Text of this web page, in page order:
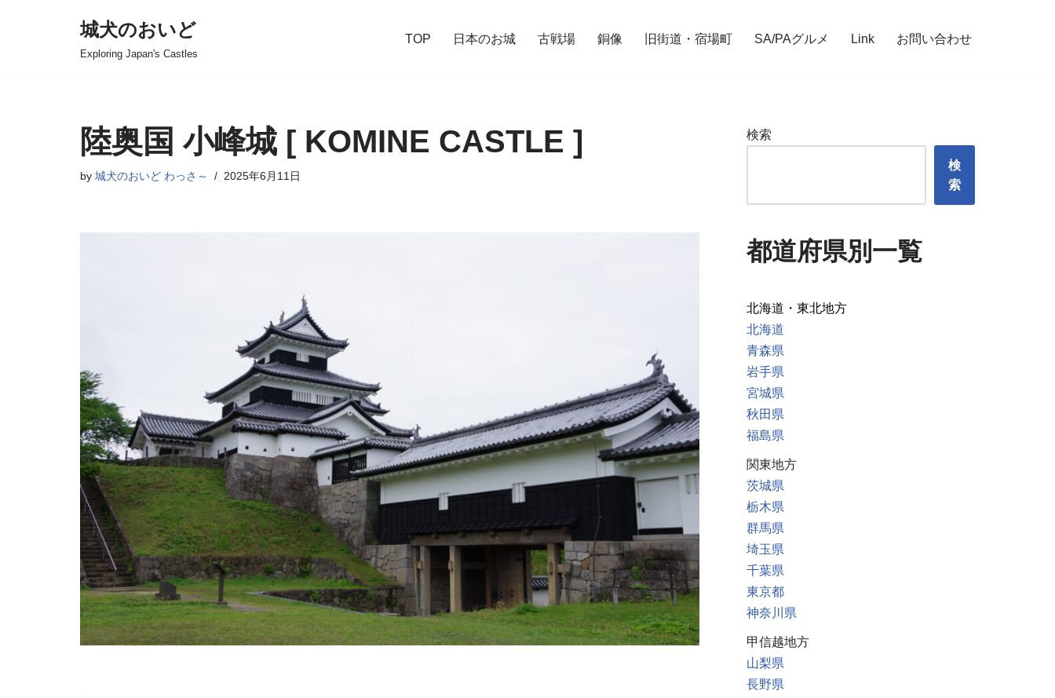
城犬のおいど
Exploring Japan's Castles
TOP 日本のお城 古戦場 銅像 旧街道・宿場町 SA/PAグルメ Link お問い合わせ
陸奥国 小峰城 [ KOMINE CASTLE ]
by 城犬のおいど わっさ～ 2025年6月11日
検索
検
索
都道府県別一覧
北海道・東北地方
北海道
青森県
岩手県
宮城県
秋田県
福島県
関東地方
茨城県
栃木県
群馬県
埼玉県
千葉県
東京都
神奈川県
甲信越地方
山梨県
長野県